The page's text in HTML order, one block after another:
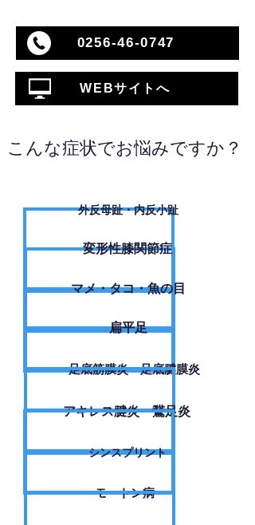
0256-46-0747
WEBサイトへ
こんな症状でお悩みですか？
外反母趾・内反小趾
変形性膝関節症
​マメ・タコ・魚の目
扁平足
足底筋膜炎・足底腱膜炎
アキレス腱炎・鵞足炎
シンスプリント
モートン病